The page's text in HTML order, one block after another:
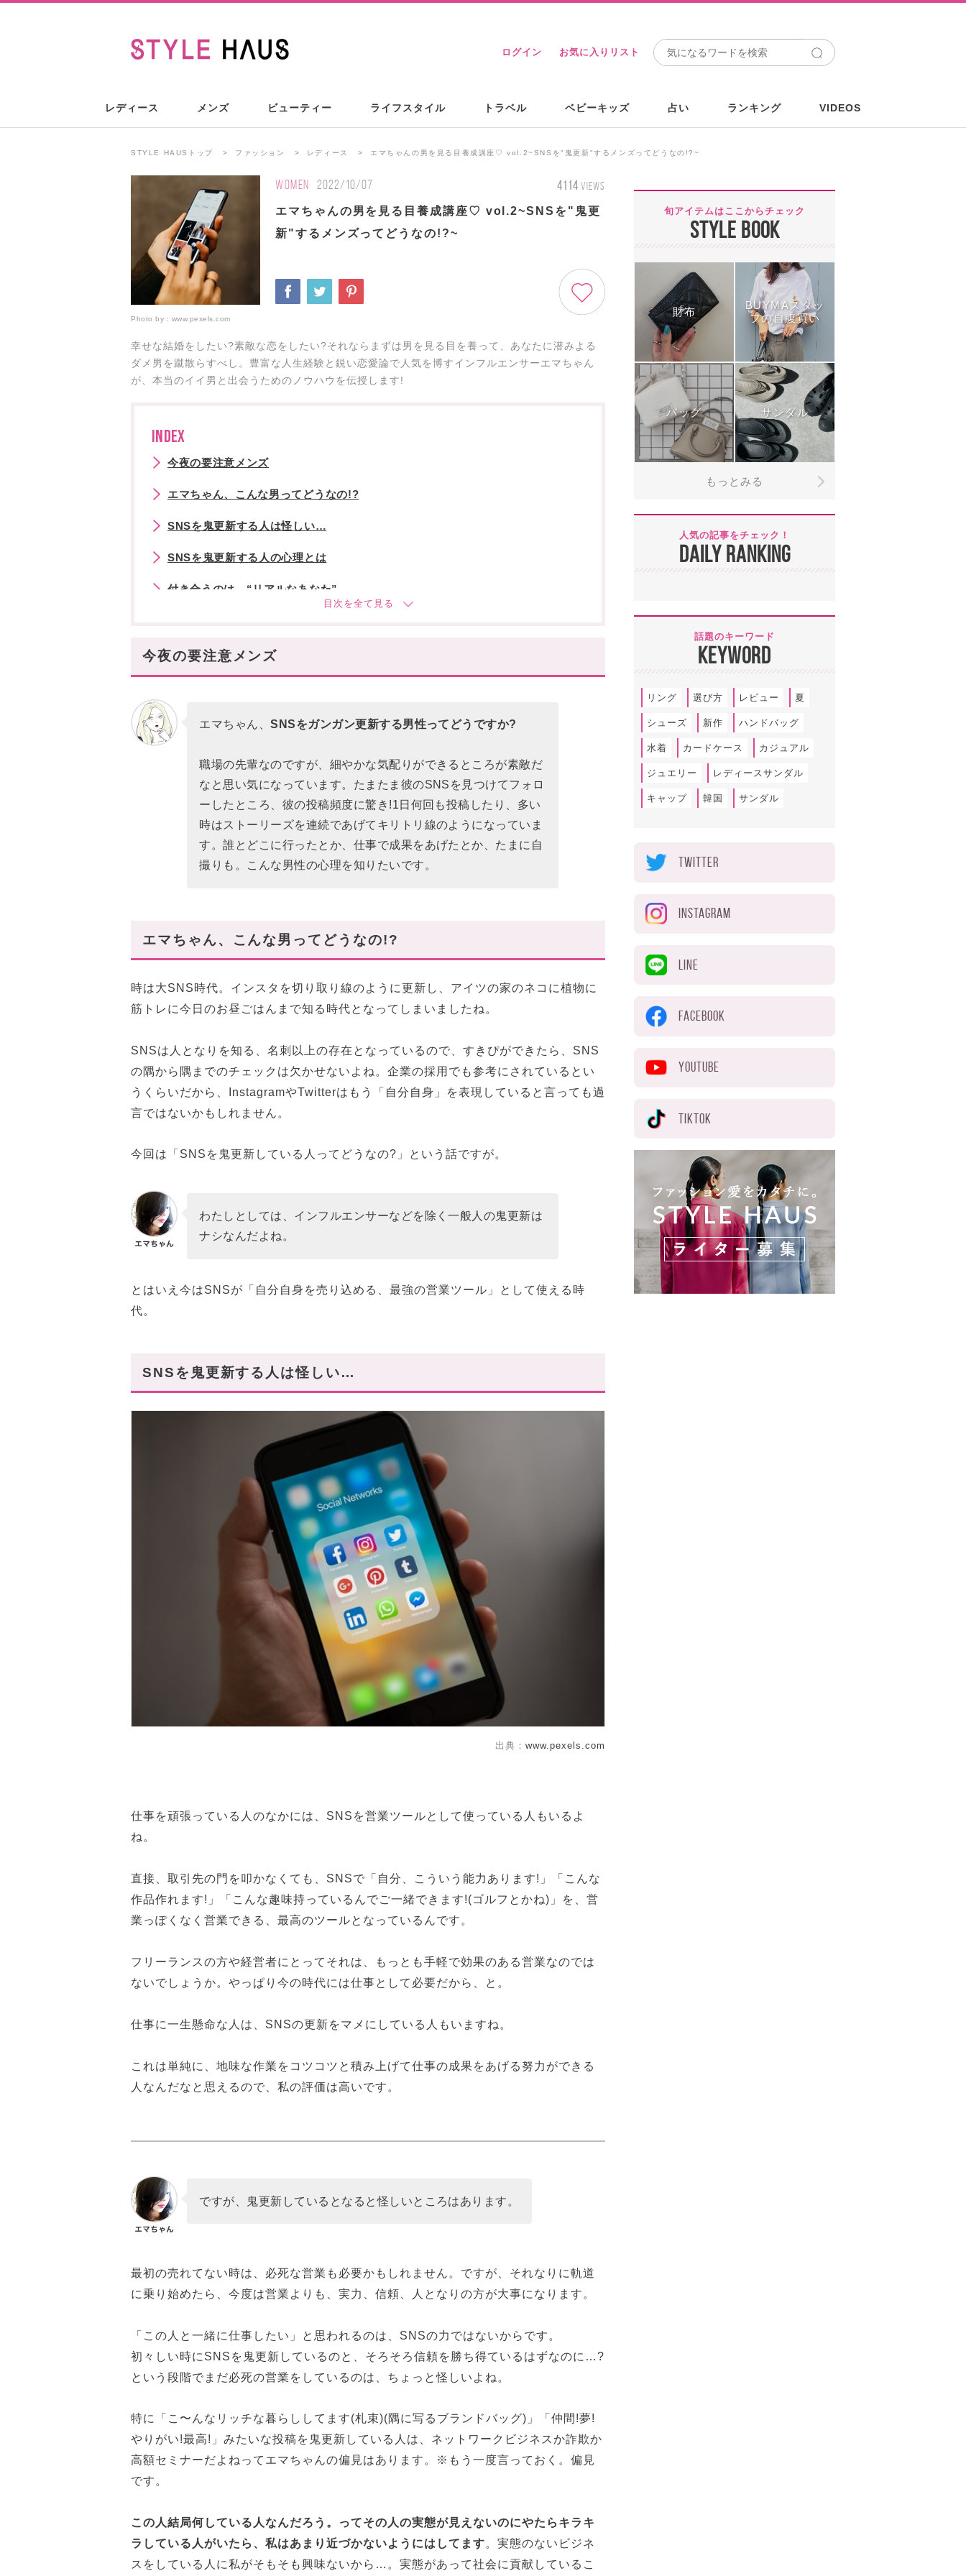
ログイン お気に入りリスト
レディース メンズ ビューティー ライフスタイル トラベル ベビーキッズ 占い ランキング VIDEOS
STYLE HAUSトップ ファッション レディース エマちゃんの男を見る目養成講座♡ vol.2~SNSを"鬼更新"するメンズってどうなの!?~
WOMEN 2022/10/07 4114 VIEWS
エマちゃんの男を見る目養成講座♡ vol.2~SNSを"鬼更
新"するメンズってどうなの!?~
Photo by： www.pexels.com
幸せな結婚をしたい?素敵な恋をしたい?それならまずは男を見る目を養って、あなたに潜みよる
ダメ男を蹴散らすべし。豊富な人生経験と鋭い恋愛論で人気を博すインフルエンサーエマちゃん
が、本当のイイ男と出会うためのノウハウを伝授します!
INDEX
今夜の要注意メンズ
エマちゃん、こんな男ってどうなの!?
SNSを鬼更新する人は怪しい…
SNSを鬼更新する人の心理とは
付き合うのは、“リアルなあなた”
今夜の要注意メンズ
エマちゃん、SNSをガンガン更新する男性ってどうですか?
職場の先輩なのですが、細やかな気配りができるところが素敵だ
なと思い気になっています。たまたま彼のSNSを見つけてフォロ
ーしたところ、彼の投稿頻度に驚き!1日何回も投稿したり、多い
時はストーリーズを連続であげてキリトリ線のようになっていま
す。誰とどこに行ったとか、仕事で成果をあげたとか、たまに自
撮りも。こんな男性の心理を知りたいです。
エマちゃん、こんな男ってどうなの!?
時は大SNS時代。インスタを切り取り線のように更新し、アイツの家のネコに植物に
筋トレに今日のお昼ごはんまで知る時代となってしまいましたね。
SNSは人となりを知る、名刺以上の存在となっているので、すきぴができたら、SNS
の隅から隅までのチェックは欠かせないよね。企業の採用でも参考にされているとい
うくらいだから、InstagramやTwitterはもう「自分自身」を表現していると言っても過
言ではないかもしれません。
今回は「SNSを鬼更新している人ってどうなの?」という話ですが。
わたしとしては、インフルエンサーなどを除く一般人の鬼更新は
ナシなんだよね。
とはいえ今はSNSが「自分自身を売り込める、最強の営業ツール」として使える時
代。
SNSを鬼更新する人は怪しい…
出典： www.pexels.com
仕事を頑張っている人のなかには、SNSを営業ツールとして使っている人もいるよ
ね。
直接、取引先の門を叩かなくても、SNSで「自分、こういう能力あります!」「こんな
作品作れます!」「こんな趣味持っているんでご一緒できます!(ゴルフとかね)」を、営
業っぽくなく営業できる、最高のツールとなっているんです。
フリーランスの方や経営者にとってそれは、もっとも手軽で効果のある営業なのでは
ないでしょうか。やっぱり今の時代には仕事として必要だから、と。
仕事に一生懸命な人は、SNSの更新をマメにしている人もいますね。
これは単純に、地味な作業をコツコツと積み上げて仕事の成果をあげる努力ができる
人なんだなと思えるので、私の評価は高いです。
ですが、鬼更新しているとなると怪しいところはあります。
最初の売れてない時は、必死な営業も必要かもしれません。ですが、それなりに軌道
に乗り始めたら、今度は営業よりも、実力、信頼、人となりの方が大事になります。
「この人と一緒に仕事したい」と思われるのは、SNSの力ではないからです。
初々しい時にSNSを鬼更新しているのと、そろそろ信頼を勝ち得ているはずなのに…?
という段階でまだ必死の営業をしているのは、ちょっと怪しいよね。
特に「こ〜んなリッチな暮らししてます(札束)(隅に写るブランドバッグ)」「仲間!夢!
やりがい!最高!」みたいな投稿を鬼更新している人は、ネットワークビジネスか詐欺か
高額セミナーだよねってエマちゃんの偏見はあります。※もう一度言っておく。偏見
です。
この人結局何している人なんだろう。ってその人の実態が見えないのにやたらキラキ
ラしている人がいたら、私はあまり近づかないようにはしてます。実態のないビジネ
スをしている人に私がそもそも興味ないから…。実態があって社会に貢献しているこ
旬アイテムはここからチェック
STYLE BOOK
財布
BUYMAスタッ
フの自腹買い
バッグ サンダル
もっとみる
人気の記事をチェック！
DAILY RANKING
話題のキーワード
KEYWORD
リング 選び方 レビュー 夏
シューズ 新作 ハンドバッグ
水着 カードケース カジュアル
ジュエリー レディースサンダル
キャップ 韓国 サンダル
TWITTER
INSTAGRAM
LINE
FACEBOOK
YOUTUBE
TIKTOK